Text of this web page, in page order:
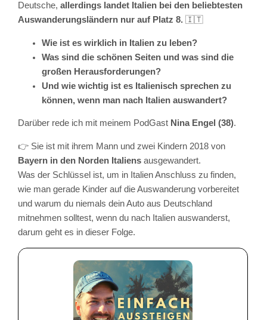
Deutsche,allerdings landet Italien bei den beliebtesten
Auswanderungsländern nur auf Platz 8. 🇮🇹
Wie ist es wirklich in Italien zu leben?
Was sind die schönen Seiten und was sind die
großen Herausforderungen?
Und wie wichtig ist es Italienisch sprechen zu
können, wenn man nach Italien auswandert?
Darüber rede ich mit meinem PodGast Nina Engel (38).
👉 Sie ist mit ihrem Mann und zwei Kindern 2018 von
Bayern in den Norden Italiens ausgewandert.
Was der Schlüssel ist, um in Italien Anschluss zu finden,
wie man gerade Kinder auf die Auswanderung vorbereitet
und warum du niemals dein Auto aus Deutschland
mitnehmen solltest, wenn du nach Italien auswanderst,
darum geht es in dieser Folge.